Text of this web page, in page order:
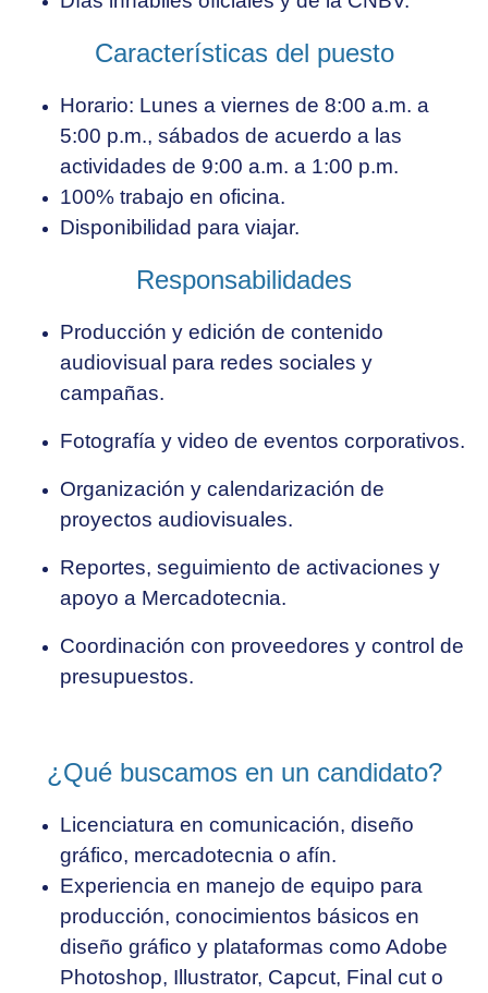
Características del puesto
Horario: Lunes a viernes de 8:00 a.m. a
5:00 p.m., sábados de acuerdo a las
actividades de 9:00 a.m. a 1:00 p.m.
100% trabajo en oficina.
Disponibilidad para viajar.
Responsabilidades
Producción y edición de contenido
audiovisual para redes sociales y
campañas.
Fotografía y video de eventos corporativos.
Organización y calendarización de
proyectos audiovisuales.
Reportes, seguimiento de activaciones y
apoyo a Mercadotecnia.
Coordinación con proveedores y control de
presupuestos.
¿Qué buscamos en un candidato?
Licenciatura en comunicación, diseño
gráfico, mercadotecnia o afín.
Experiencia en manejo de equipo para
producción, conocimientos básicos en
diseño gráfico y plataformas como Adobe
Photoshop, Illustrator, Capcut, Final cut o